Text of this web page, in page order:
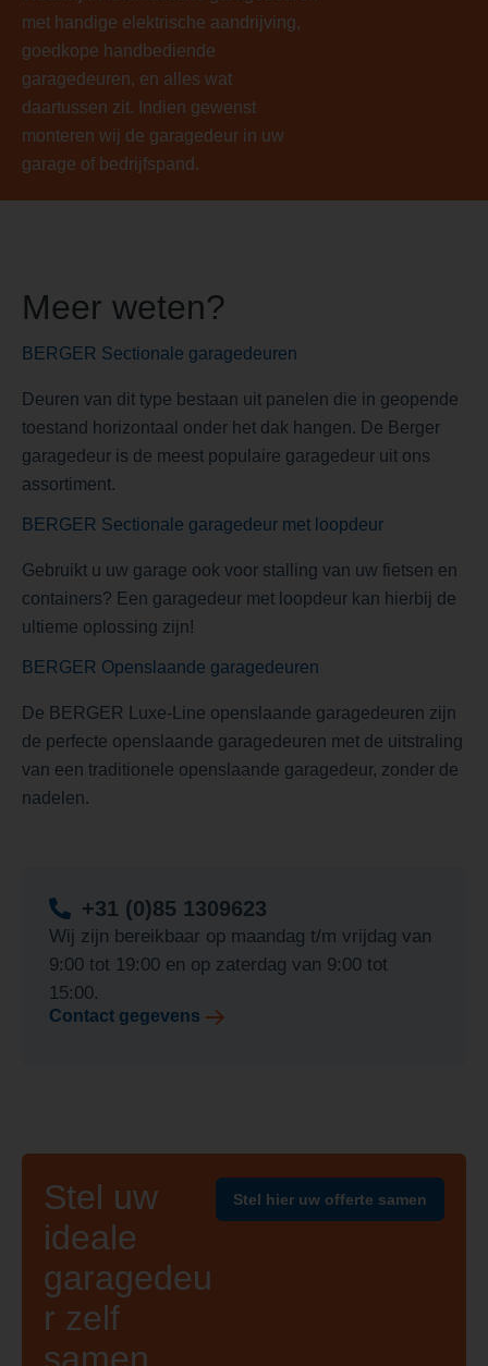
met handige elektrische aandrijving,
goedkope handbediende
garagedeuren, en alles wat
daartussen zit. Indien gewenst
monteren wij de garagedeur in uw
garage of bedrijfspand.
Meer weten?
BERGER Sectionale garagedeuren
Deuren van dit type bestaan uit panelen die in geopende
toestand horizontaal onder het dak hangen. De Berger
garagedeur is de meest populaire garagedeur uit ons
assortiment.
BERGER Sectionale garagedeur met loopdeur
Gebruikt u uw garage ook voor stalling van uw fietsen en
containers? Een garagedeur met loopdeur kan hierbij de
ultieme oplossing zijn!
BERGER Openslaande garagedeuren
De BERGER Luxe-Line openslaande garagedeuren zijn
de perfecte openslaande garagedeuren met de uitstraling
van een traditionele openslaande garagedeur, zonder de
nadelen.
+31 (0)85 1309623
Wij zijn bereikbaar op maandag t/m vrijdag van
9:00 tot 19:00 en op zaterdag van 9:00 tot
15:00.
Contact gegevens
Stel uw
ideale
garagedeu
r zelf
Stel hier uw offerte samen